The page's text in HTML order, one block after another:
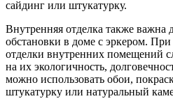
сайдинг или штукатурку.
Внутренняя отделка также важна
обстановки в доме с эркером.
отделки внутренних помещений
на их экологичность,
можно использовать обои,
штукатурку или натуральный